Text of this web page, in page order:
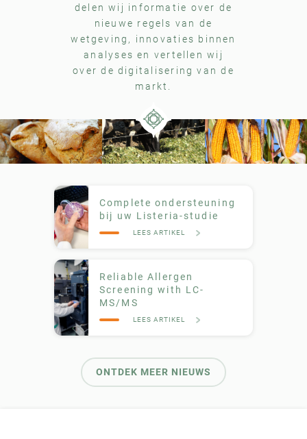
delen wij informatie over de
nieuwe regels van de
wetgeving, innovaties binnen
analyses en vertellen wij
over de digitalisering van de
markt.
Complete ondersteuning
bij uw Listeria-studie
LEES ARTIKEL
Reliable Allergen
Screening with LC-
MS/MS
LEES ARTIKEL
ONTDEK MEER NIEUWS